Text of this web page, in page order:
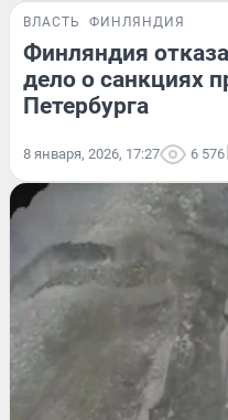
ВЛАСТЬ ФИНЛЯНДИЯ
Финляндия
дело о санкциях
Петербурга
8 января, 2026, 17:27 6 576